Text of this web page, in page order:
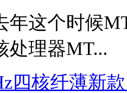
年这个时候
处理器MT...
四核纤薄新